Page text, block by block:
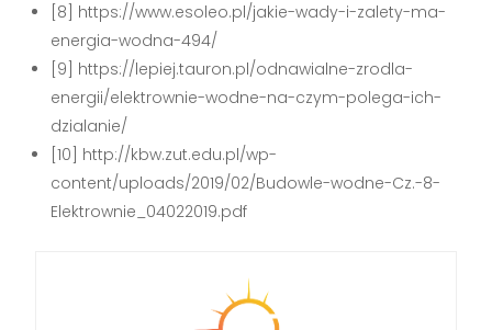
[8] https://www.esoleo.pl/jakie-wady-i-zalety-ma-
energia-wodna-494/
[9] https://lepiej.tauron.pl/odnawialne-zrodla-
energii/elektrownie-wodne-na-czym-polega-ich-
dzialanie/
[10] http://kbw.zut.edu.pl/wp-
content/uploads/2019/02/Budowle-wodne-Cz.-8-
Elektrownie_04022019.pdf